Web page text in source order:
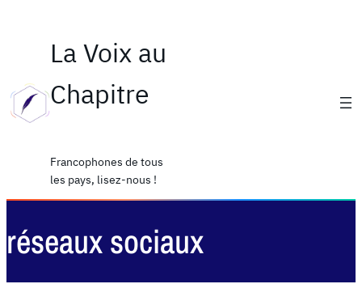
La Voix au
Chapitre
Francophones de tous
les pays, lisez-nous !
réseaux sociaux